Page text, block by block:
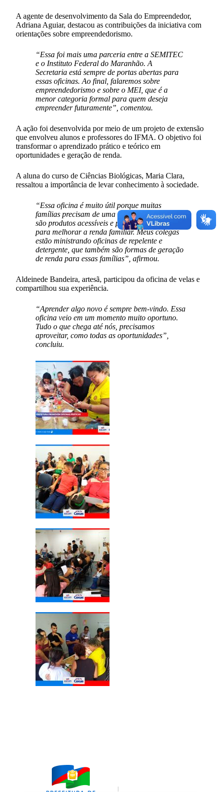
A agente de desenvolvimento da Sala do Empreendedor,
Adriana Aguiar, destacou as contribuições da iniciativa com
orientações sobre empreendedorismo.
“Essa foi mais uma parceria entre a SEMITEC
e o Instituto Federal do Maranhão. A
Secretaria está sempre de portas abertas para
essas oficinas. Ao final, falaremos sobre
empreendedorismo e sobre o MEI, que é a
menor categoria formal para quem deseja
empreender futuramente”, comentou.
A ação foi desenvolvida por meio de um projeto de extensão
que envolveu alunos e professores do IFMA. O objetivo foi
transformar o aprendizado prático e teórico em
oportunidades e geração de renda.
A aluna do curso de Ciências Biológicas, Maria Clara,
ressaltou a importância de levar conhecimento à sociedade.
“Essa oficina é muito útil porque muitas
famílias precisam de uma renda extra. Velas
são produtos acessíveis e podem contribuir
para melhorar a renda familiar. Meus colegas
estão ministrando oficinas de repelente e
detergente, que também são formas de geração
de renda para essas famílias”, afirmou.
Aldeinede Bandeira, artesã, participou da oficina de velas e
compartilhou sua experiência.
“Aprender algo novo é sempre bem-vindo. Essa
oficina veio em um momento muito oportuno.
Tudo o que chega até nós, precisamos
aproveitar, como todas as oportunidades”,
concluiu.